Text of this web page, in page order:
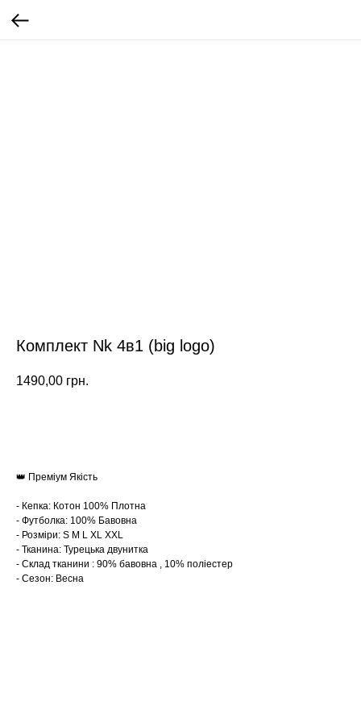
Комплект Nk 4в1 (big logo)
1490,00 грн.
👑 Преміум Якість
- Кепка: Котон 100% Плотна
- Футболка: 100% Бавовна
- Розміри: S M L XL XXL
- Тканина: Турецька двунитка
- Склад тканини : 90% бавовна , 10% поліестер
- Сезон: Весна